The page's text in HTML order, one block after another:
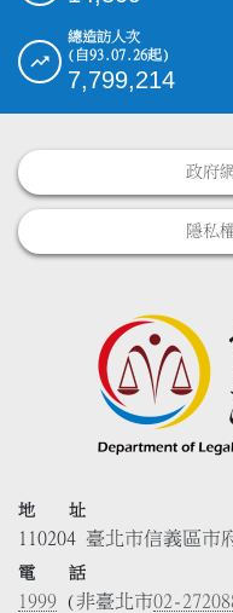
總造訪人次
(自93.07.26起)
7,799,214
政府
隱私
地 址
110204 臺北市信義區市
電 話
1999 (非臺北市02-